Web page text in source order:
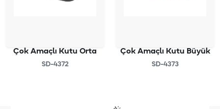
Çok Amaçlı Kutu Orta
SD-4372
Çok Amaçlı Kutu Büyük
SD-4373